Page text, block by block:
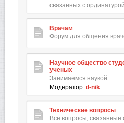
связанных с
Врачам
Форум для общения
Научное общество
ученых
Занимаемся наукой.
Модератор: d-nik
Технические вопросы
Все вопросы, связанные